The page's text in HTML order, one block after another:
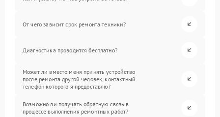
От чего зависит срок ремонта техники?
Диагностика проводится бесплатно?
Может ли вместо меня принять устройство
после ремонта другой человек, контактный
телефон которого я предоставлю?
Возможно ли получать обратную связь в
процессе выполнения ремонтных работ?